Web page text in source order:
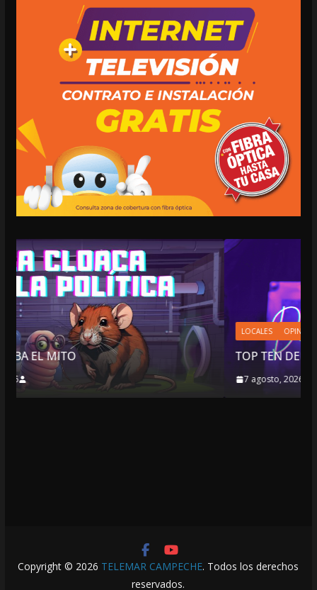
LOCALES OPINIÓN
TOP TEN DEL REPUDIO
7 agosto, 2026
Copyright © 2026 TELEMAR CAMPECHE. Todos los derechos
reservados.